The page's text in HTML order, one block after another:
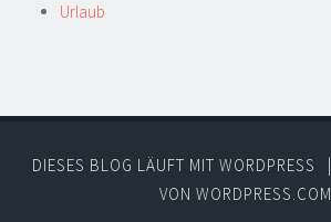
Urlaub
DIESES BLOG LÄUFT MIT WORDPRESS
VON WORDPRESS.COM